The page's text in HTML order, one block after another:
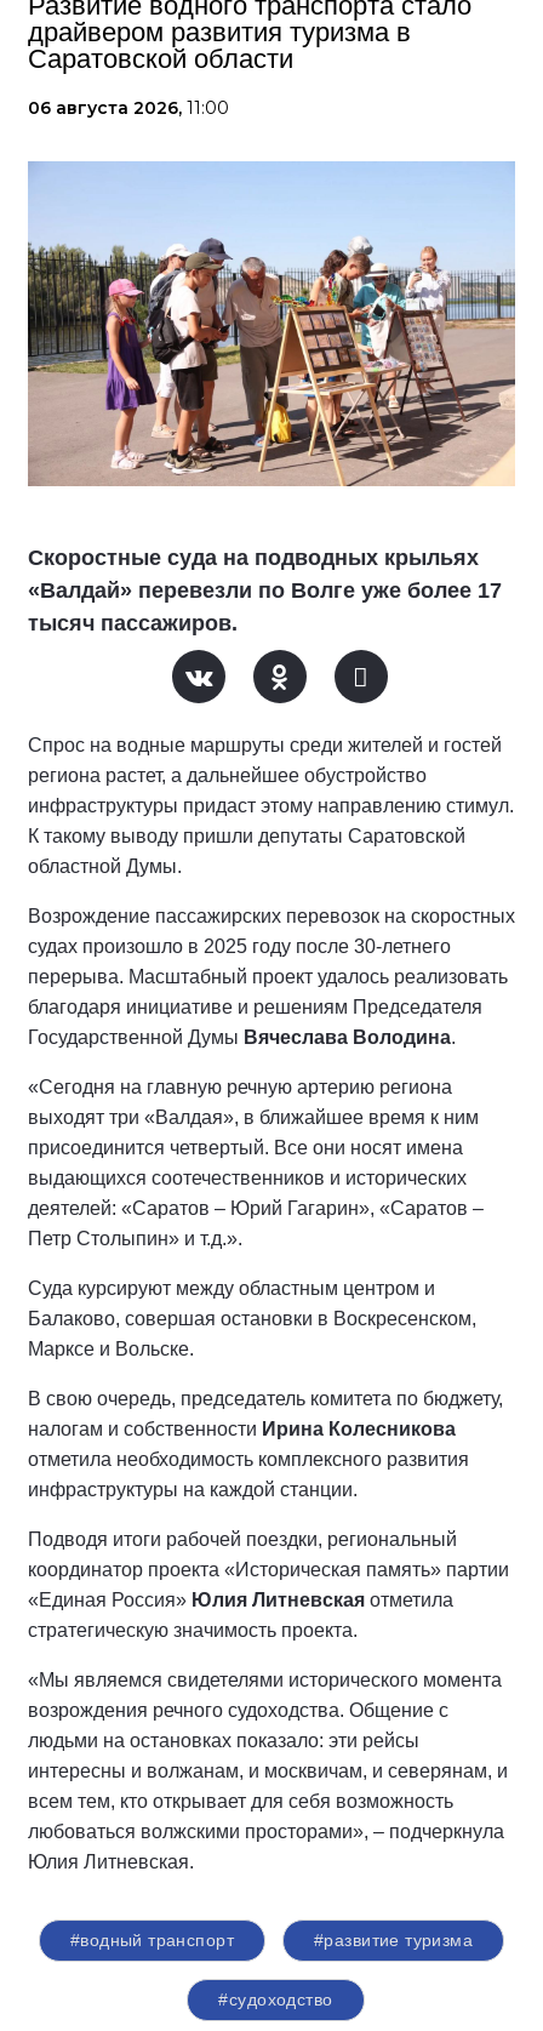
драйвером развития туризма в
Саратовской области
06 августа 2026, 11:00
Скоростные суда на подводных крыльях
«Валдай» перевезли по Волге уже более 17
тысяч пассажиров.
Спрос на водные маршруты среди жителей и гостей
региона растет, а дальнейшее обустройство
инфраструктуры придаст этому направлению стимул.
К такому выводу пришли депутаты Саратовской
областной Думы.
Возрождение пассажирских перевозок на скоростных
судах произошло в 2025 году после 30-летнего
перерыва. Масштабный проект удалось реализовать
благодаря инициативе и решениям Председателя
Государственной Думы Вячеслава Володина.
«Сегодня на главную речную артерию региона
выходят три «Валдая», в ближайшее время к ним
присоединится четвертый. Все они носят имена
выдающихся соотечественников и исторических
деятелей: «Саратов – Юрий Гагарин», «Саратов –
Петр Столыпин» и т.д.».
Суда курсируют между областным центром и
Балаково, совершая остановки в Воскресенском,
Марксе и Вольске.
В свою очередь, председатель комитета по бюджету,
налогам и собственности Ирина Колесникова
отметила необходимость комплексного развития
инфраструктуры на каждой станции.
Подводя итоги рабочей поездки, региональный
координатор проекта «Историческая память» партии
«Единая Россия» Юлия Литневская отметила
стратегическую значимость проекта.
«Мы являемся свидетелями исторического момента
возрождения речного судоходства. Общение с
людьми на остановках показало: эти рейсы
интересны и волжанам, и москвичам, и северянам, и
всем тем, кто открывает для себя возможность
любоваться волжскими просторами», – подчеркнула
Юлия Литневская.
#водный транспорт #развитие туризма
#судоходство